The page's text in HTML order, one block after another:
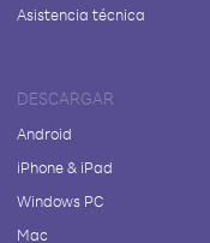
Asistencia técnica
DESCARGAR
Android
iPhone & iPad
Windows PC
Mac